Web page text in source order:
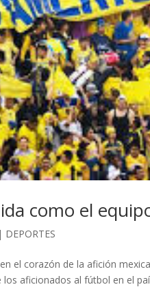
como el
| DEPORTES
el corazón de la afición
los aficionados al fútbol en el